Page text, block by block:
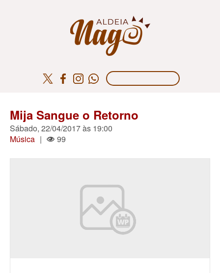
Mija Sangue o Retorno
Sábado, 22/04/2017 às 19:00
Música | 99